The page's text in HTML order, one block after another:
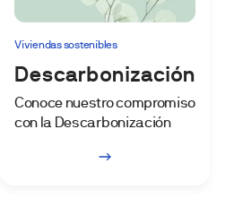
Viviendas sostenibles
Descarbonización
Conoce nuestro compromiso
con la Descarbonización